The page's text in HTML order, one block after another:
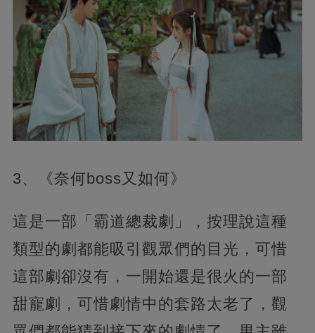
3、《奈何boss又如何》
這是一部「霸道總裁劇」，按理說這種
類型的劇都能吸引觀眾們的目光，可惜
這部劇卻沒有，一開始還是很火的一部
甜寵劇，可惜劇情中的套路太老了，觀